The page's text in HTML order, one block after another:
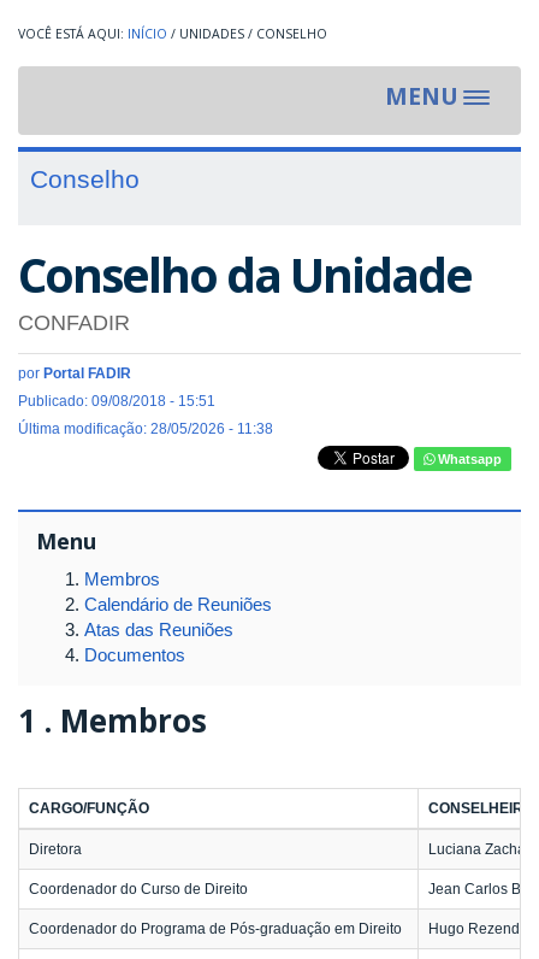
INÍCIO / UNIDADES / CONSELHO
MENU
Toggle
Conselho
Conselho da Unidade
CONFADIR
por Portal FADIR
Publicado: 09/08/2018 - 15:51
Última modificação: 28/05/2026 - 11:38
Whatsapp
Menu
Membros
Calendário de Reuniões
Atas das Reuniões
Documentos
1 . Membros
CARGO/FUNÇÃO
Diretora Luciana
Coordenador do Curso de Direito Jean Carlos
Coordenador do Programa de Pós-graduação em Direito Hugo Rezende